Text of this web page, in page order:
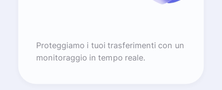
Proteggiamo i tuoi trasferimenti con un
monitoraggio in tempo reale.